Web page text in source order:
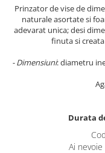
Prinzator de vise de
naturale asortate si
adevarat unica; desi
finuta si
- Dimensiuni: diametru
Durata
Ai